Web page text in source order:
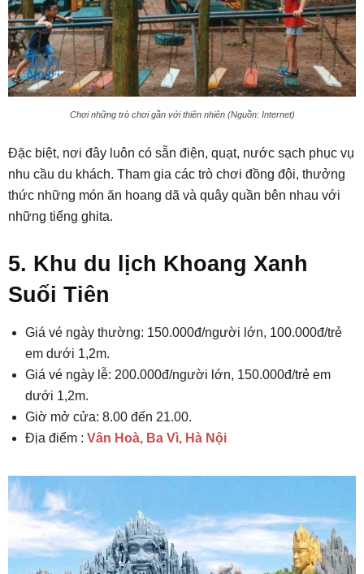
Chơi những trò chơi gần với thiên nhiên (Nguồn: Internet)
Đặc biệt, nơi đây luôn có sẵn điện, quạt, nước sạch phục vụ
nhu cầu du khách. Tham gia các trò chơi đồng đội, thưởng
thức những món ăn hoang dã và quây quần bên nhau với
những tiếng ghita.
5. Khu du lịch Khoang Xanh
Suối Tiên
Giá vé ngày thường: 150.000đ/người lớn, 100.000đ/trẻ
em dưới 1,2m.
Giá vé ngày lễ: 200.000đ/người lớn, 150.000đ/trẻ em
dưới 1,2m.
Giờ mở cửa: 8.00 đến 21.00.
Địa điểm : Vân Hoà, Ba Vì, Hà Nội